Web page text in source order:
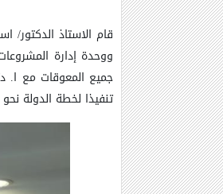
قام الاستاذ الدكتور/
ووحدة إدارة
جميع المعوقات مع ا. د
تنفيذا لخطة الدولة